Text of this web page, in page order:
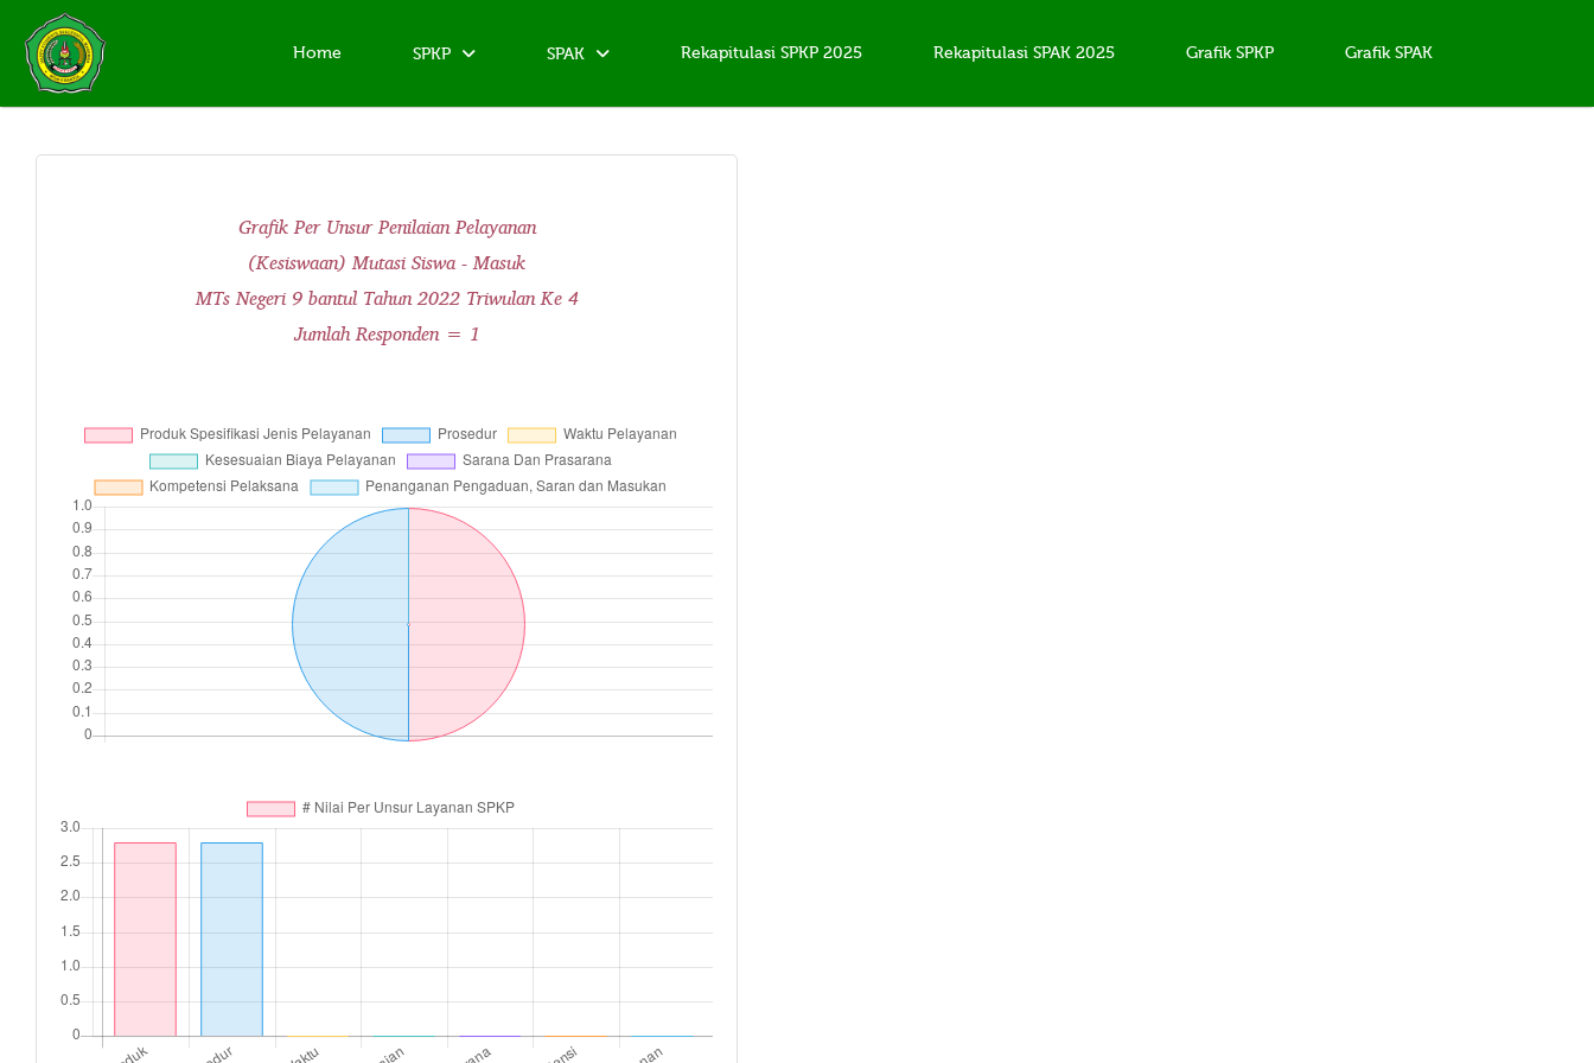
Home SPKP SPAK Rekapitulasi SPKP 2025 Rekapitulasi SPAK 2025 Grafik SPKP Grafik SPAK
Grafik Per Unsur Penilaian Pelayanan
(Kesiswaan) Mutasi Siswa - Masuk
MTs Negeri 9 bantul Tahun 2022 Triwulan Ke 4
Jumlah Responden = 1